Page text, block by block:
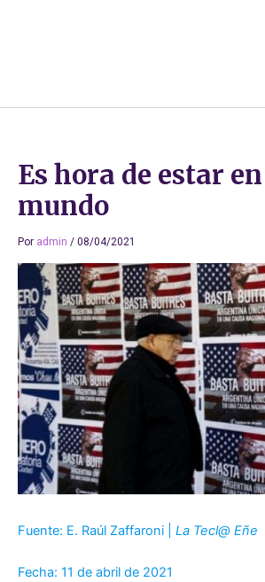
Es hora de estar
mundo
Por admin / 08/04/2021
Fuente: E. Raúl Zaffaroni | La Tecl@ Eñe
Fecha: 11 de abril de 2021